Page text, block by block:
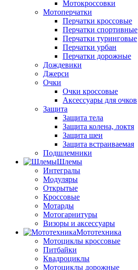
Мотокроссовки
Мотоперчатки
Перчатки кроссовые
Перчатки спортивные
Перчатки туринговые
Перчатки урбан
Перчатки дорожные
Дождевики
Джерси
Очки
Очки кроссовые
Аксессуары для очков
Защита
Защита тела
Защита колена, локтя
Защита шеи
Защита встраиваемая
Подшлемники
Шлемы
Интегралы
Модуляры
Открытые
Кроссовые
Мотарды
Мотогарнитуры
Визоры и аксессуары
Мототехника
Мотоциклы кроссовые
Питбайки
Квадроциклы
Мотоциклы дорожные